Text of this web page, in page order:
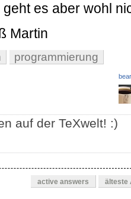
es aber wohl
Martin
programmierung
auf der TeXwelt! :)
active answers älteste